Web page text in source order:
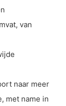
van
naar meer
met name in